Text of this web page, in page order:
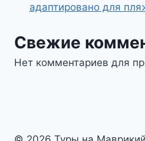
адаптировано для
Свежие
Нет комментариев для